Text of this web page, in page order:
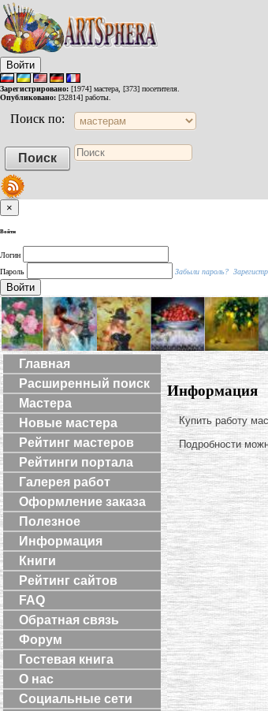
Войти
Зарегистрировано: [1974] мастера, [373] посетителя.
Опубликовано: [32814] работы.
Поиск по:
×
Войти
Логин
Пароль
Забыли пароль?
Войти
Главная
Расширенный поиск
Мастера
Новые мастера
Рейтинг мастеров
Рейтинги портала
Галерея работ
Оформление заказа
Полезное
Информация
Книги
Рейтинг сайтов
FAQ
Обратная связь
Форум
Гостевая книга
О нас
Социальные сети
Информация
Купить работу
Подробности